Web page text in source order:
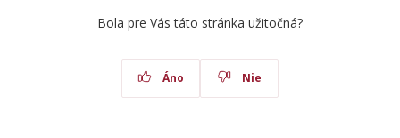
Bola pre Vás táto stránka užitočná?
Áno Nie